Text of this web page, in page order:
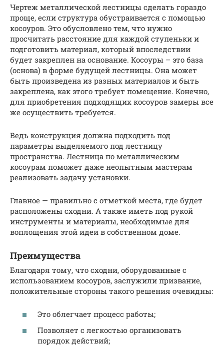
Чертеж металлической лестницы сделать гораздо
проще, если структура обустраивается с помощью
косоуров. Это обусловлено тем, что нужно
просчитать расстояние для каждой ступеньки и
подготовить материал, который впоследствии
будет закреплен на основание. Косоуры – это база
(основа) в форме будущей лестницы. Она может
быть произведена из разных материалов и быть
закреплена, как этого требует помещение. Конечно,
для приобретения подходящих косоуров замеры все
же осуществить требуется.
Ведь конструкция должна подходить под
параметры выделяемого под лестницу
пространства. Лестница по металлическим
косоурам поможет даже неопытным мастерам
реализовать задачу установки.
Главное — правильно с отметкой места, где будет
расположены сходни. А также иметь под рукой
инструменты и материалы, необходимые для
воплощения этой идеи в собственном доме.
Преимущества
Благодаря тому, что сходни, оборудованные с
использованием косоуров, заслужили призвание,
положительные стороны такого решения очевидны:
Это облегчает процесс работы;
Позволяет с легкостью организовать
порядок действий;